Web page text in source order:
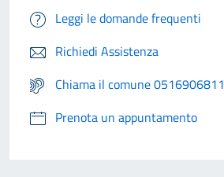
Leggi le domande frequenti
Richiedi Assistenza
Chiama il comune 0516906811
Prenota un appuntamento